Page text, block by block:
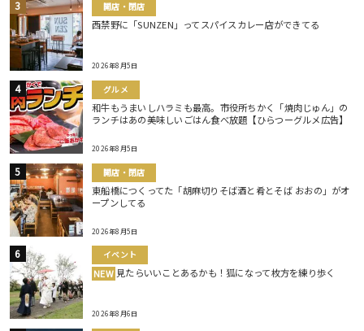
開店・閉店
西禁野に「SUNZEN」ってスパイスカレー店ができてる
2026年8月5日
グルメ
和牛もうまいしハラミも最高。市役所ちかく「焼肉じゅん」の
ランチはあの美味しいごはん食べ放題【ひらつーグルメ広告】
2026年8月5日
開店・閉店
東船橋につくってた「胡麻切りそば酒と肴とそば おおの」がオ
ープンしてる
2026年8月5日
イベント
NEW 見たらいいことあるかも！狐になって枚方を練り歩く
2026年8月6日